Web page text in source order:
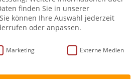
Puffbohne“. So
Thüringens geboren
finden Sie in unserer
Sie können Ihre Auswahl jederzeit
oder anpassen.
Marketing Externe Medien